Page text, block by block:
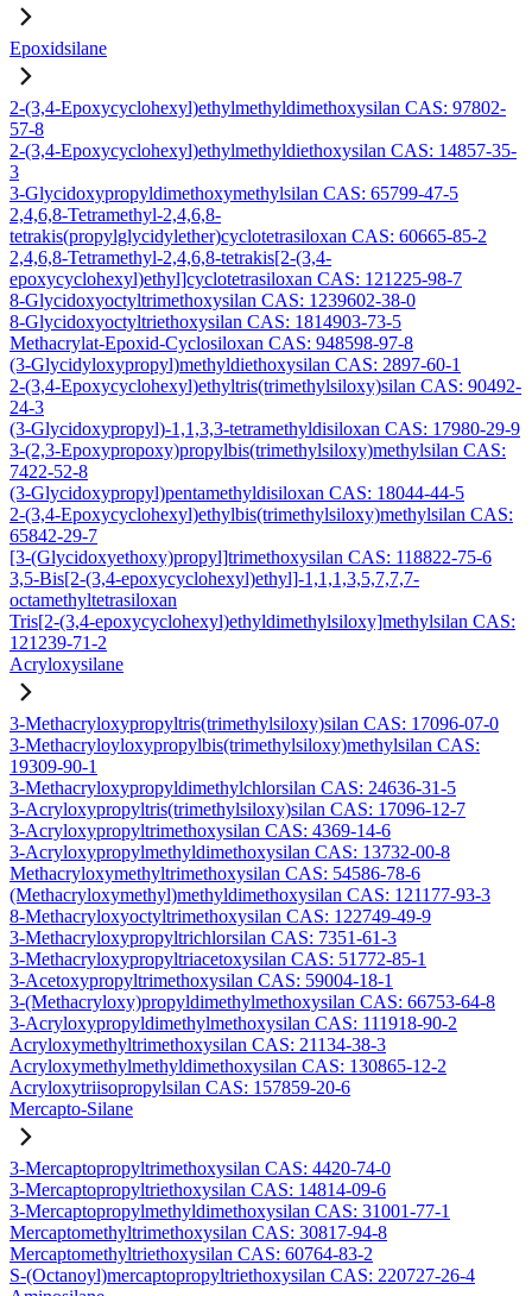
Epoxidsilane
2-(3,4-Epoxycyclohexyl)ethylmethyldimethoxysilan CAS: 97802-
57-8
2-(3,4-Epoxycyclohexyl)ethylmethyldiethoxysilan CAS: 14857-35-
3
3-Glycidoxypropyldimethoxymethylsilan CAS: 65799-47-5
2,4,6,8-Tetramethyl-2,4,6,8-
tetrakis(propylglycidylether)cyclotetrasiloxan CAS: 60665-85-2
2,4,6,8-Tetramethyl-2,4,6,8-tetrakis[2-(3,4-
epoxycyclohexyl)ethyl]cyclotetrasiloxan CAS: 121225-98-7
8-Glycidoxyoctyltrimethoxysilan CAS: 1239602-38-0
8-Glycidoxyoctyltriethoxysilan CAS: 1814903-73-5
Methacrylat-Epoxid-Cyclosiloxan CAS: 948598-97-8
(3-Glycidyloxypropyl)methyldiethoxysilan CAS: 2897-60-1
2-(3,4-Epoxycyclohexyl)ethyltris(trimethylsiloxy)silan CAS: 90492-
24-3
(3-Glycidoxypropyl)-1,1,3,3-tetramethyldisiloxan CAS: 17980-29-9
3-(2,3-Epoxypropoxy)propylbis(trimethylsiloxy)methylsilan CAS:
7422-52-8
(3-Glycidoxypropyl)pentamethyldisiloxan CAS: 18044-44-5
2-(3,4-Epoxycyclohexyl)ethylbis(trimethylsiloxy)methylsilan CAS:
65842-29-7
[3-(Glycidoxyethoxy)propyl]trimethoxysilan CAS: 118822-75-6
3,5-Bis[2-(3,4-epoxycyclohexyl)ethyl]-1,1,1,3,5,7,7,7-
octamethyltetrasiloxan
Tris[2-(3,4-epoxycyclohexyl)ethyldimethylsiloxy]methylsilan CAS:
121239-71-2
Acryloxysilane
3-Methacryloxypropyltris(trimethylsiloxy)silan CAS: 17096-07-0
3-Methacryloyloxypropylbis(trimethylsiloxy)methylsilan CAS:
19309-90-1
3-Methacryloxypropyldimethylchlorsilan CAS: 24636-31-5
3-Acryloxypropyltris(trimethylsiloxy)silan CAS: 17096-12-7
3-Acryloxypropyltrimethoxysilan CAS: 4369-14-6
3-Acryloxypropylmethyldimethoxysilan CAS: 13732-00-8
Methacryloxymethyltrimethoxysilan CAS: 54586-78-6
(Methacryloxymethyl)methyldimethoxysilan CAS: 121177-93-3
8-Methacryloxyoctyltrimethoxysilan CAS: 122749-49-9
3-Methacryloxypropyltrichlorsilan CAS: 7351-61-3
3-Methacryloxypropyltriacetoxysilan CAS: 51772-85-1
3-Acetoxypropyltrimethoxysilan CAS: 59004-18-1
3-(Methacryloxy)propyldimethylmethoxysilan CAS: 66753-64-8
3-Acryloxypropyldimethylmethoxysilan CAS: 111918-90-2
Acryloxymethyltrimethoxysilan CAS: 21134-38-3
Acryloxymethylmethyldimethoxysilan CAS: 130865-12-2
Acryloxytriisopropylsilan CAS: 157859-20-6
Mercapto-Silane
3-Mercaptopropyltrimethoxysilan CAS: 4420-74-0
3-Mercaptopropyltriethoxysilan CAS: 14814-09-6
3-Mercaptopropylmethyldimethoxysilan CAS: 31001-77-1
Mercaptomethyltrimethoxysilan CAS: 30817-94-8
Mercaptomethyltriethoxysilan CAS: 60764-83-2
S-(Octanoyl)mercaptopropyltriethoxysilan CAS: 220727-26-4